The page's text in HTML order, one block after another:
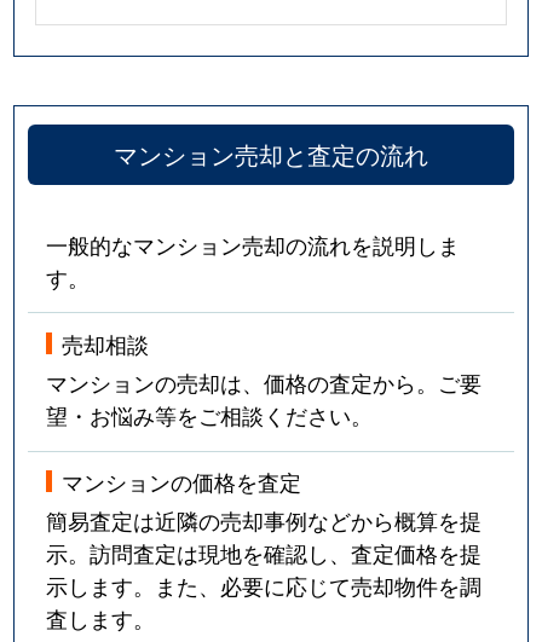
マンション売却と査定の流れ
一般的なマンション売却の流れを説明しま
す。
売却相談
マンションの売却は、価格の査定から。ご要
望・お悩み等をご相談ください。
マンションの価格を査定
簡易査定は近隣の売却事例などから概算を提
示。訪問査定は現地を確認し、査定価格を提
示します。また、必要に応じて売却物件を調
査します。